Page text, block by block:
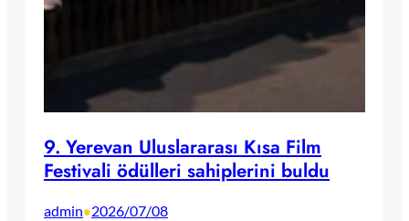
9. Yerevan Uluslararası Kısa Film
Festivali ödülleri sahiplerini buldu
admin•2026/07/08